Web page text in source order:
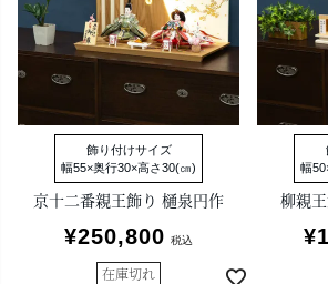
飾り付けサイズ
幅55×奥行30×高さ30(㎝)
京十二番親王飾り 樋泉円作
¥250,800 税込
在庫切れ
幅
柳親
¥